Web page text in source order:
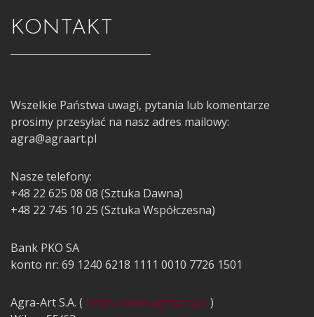
KONTAKT
Wszelkie Państwa uwagi, pytania lub komentarze
prosimy przesyłać na nasz adres mailowy:
agra@agraart.pl
Nasze telefony:
+48 22 625 08 08 (Sztuka Dawna)
+48 22 745 10 25 (Sztuka Współczesna)
Bank PKO SA
konto nr: 69 1240 6218 1111 0010 7726 1501
Agra-Art S.A. ( https://www.agraart.pl/)